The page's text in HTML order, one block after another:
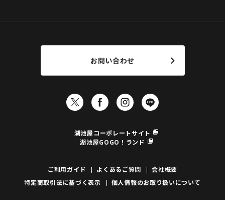
お問い合わせ
湖池屋コーポレートサイト
湖池屋GOGO！ランド
ご利用ガイド よくあるご質問
会社概要
特定商取引法に基づく表示
個人情報のお取り扱いについて